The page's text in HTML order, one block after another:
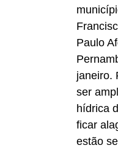
Paulo
janeiro.
ser
hídrica
ficar
estão